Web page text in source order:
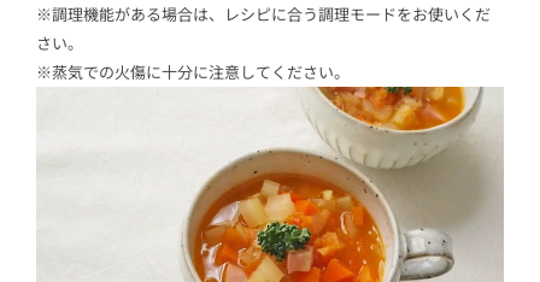
※調理機能がある場合は、レシピに合う調理モードをお使いくだ
さい。
※蒸気での火傷に十分に注意してください。